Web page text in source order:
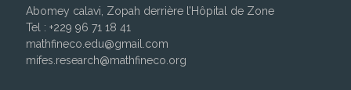
Abomey calavi, Zopah derrière l’Hôpital de Zone
Tel : +229 96 71 18 41
mathfineco.edu@gmail.com
mifes.research@mathfineco.org